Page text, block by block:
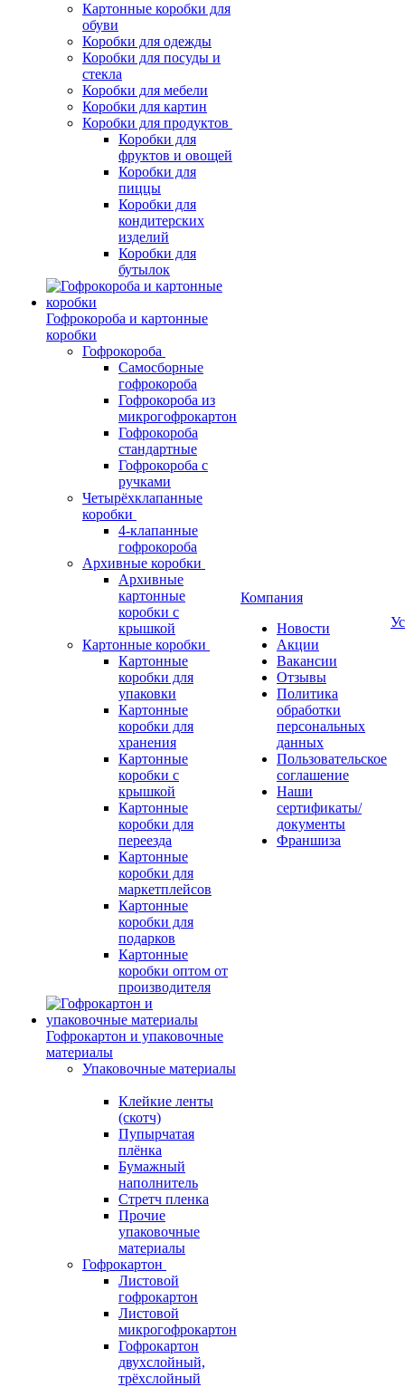
Картонные коробки для
обуви
Коробки для одежды
Коробки для посуды и
стекла
Коробки для мебели
Коробки для картин
Коробки для продуктов
Коробки для
фруктов и овощей
Коробки для
пиццы
Коробки для
кондитерских
изделий
Коробки для
бутылок
Гофрокороба и картонные
коробки
Гофрокороба
Самосборные
гофрокороба
Гофрокороба из
микрогофрокартон
Гофрокороба
стандартные
Гофрокороба с
ручками
Четырёхклапанные
коробки
4-клапанные
гофрокороба
Архивные коробки
Архивные
картонные
коробки с
крышкой
Картонные коробки
Картонные
коробки для
упаковки
Картонные
коробки для
хранения
Картонные
коробки с
крышкой
Картонные
коробки для
переезда
Картонные
коробки для
маркетплейсов
Картонные
коробки для
подарков
Картонные
коробки оптом от
производителя
Гофрокартон и упаковочные
материалы
Упаковочные материалы
Клейкие ленты
(скотч)
Пупырчатая
плёнка
Бумажный
наполнитель
Стретч пленка
Прочие
упаковочные
материалы
Гофрокартон
Листовой
гофрокартон
Листовой
микрогофрокартон
Гофрокартон
двухслойный,
трёхслойный
Компания
Новости
Акции
Вакансии
Отзывы
Политика
обработки
персональных
данных
Пользовательское
соглашение
Наши
сертификаты/
документы
Франшиза